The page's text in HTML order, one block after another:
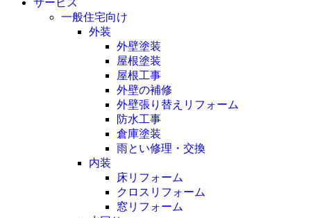
一般住宅向け
外装
外壁塗装
屋根塗装
屋根工事
外壁の補修
外壁張り替えリフォーム
防水工事
倉庫塗装
雨とい修理・交換
内装
床リフォーム
クロスリフォーム
窓リフォーム